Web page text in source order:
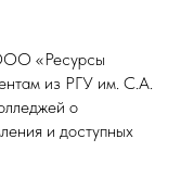
«Ресурсы
из РГУ им. С.А.
о
и доступных